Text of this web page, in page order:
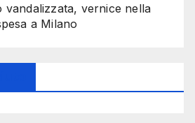
vandalizzata, vernice nella
a Milano